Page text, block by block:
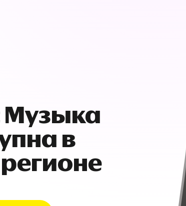
Музыка
в